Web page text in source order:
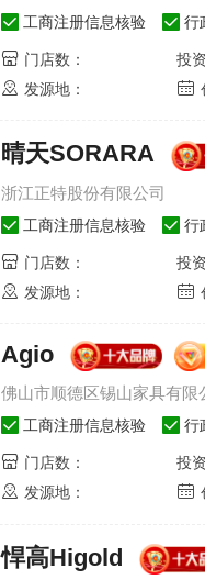
工商注册信息核验 行
门店数：
投
发源地：
晴天SORARA
浙江正特股份有限公司
工商注册信息核验 行
门店数：
投
发源地：
Agio
佛山市顺德区锡山家具有限
工商注册信息核验 行
门店数：
投
发源地：
悍高Higold
国际门业
端访谈
总经理王